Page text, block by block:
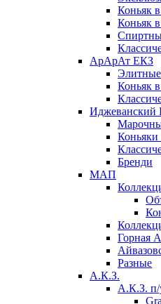
Коньяк
Коньяк
АрАрАт ЕКЗ
Элитные
Коньяк
Иджеванский
Коньяки
Бренди
МАП
Горная
Разные
А.К.З.
А.К.З. п/